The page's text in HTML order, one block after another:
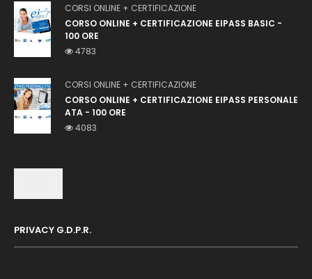
CORSI ONLINE + CERTIFICAZIONE
CORSO ONLINE + CERTIFICAZIONE EIPASS BASIC -
100 ORE
4783
CORSI ONLINE + CERTIFICAZIONE
CORSO ONLINE + CERTIFICAZIONE EIPASS PERSONALE
ATA - 100 ORE
4083
PRIVACY G.D.P.R.